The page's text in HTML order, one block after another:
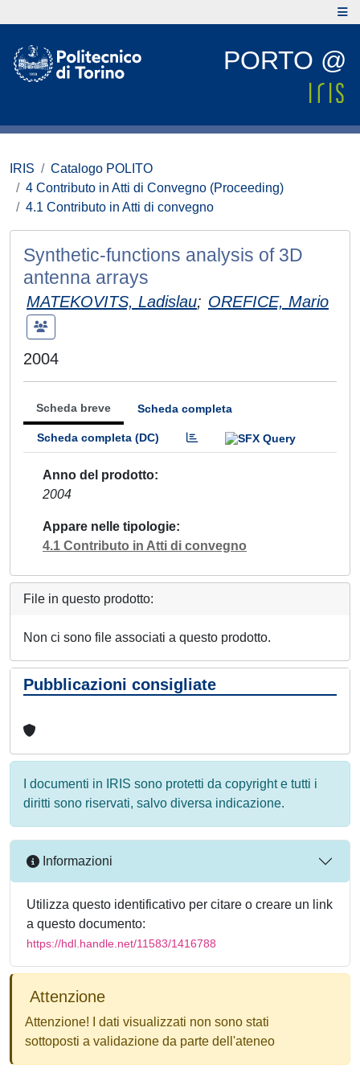
PORTO @
IRIS
Catalogo POLITO
4 Contributo in Atti di Convegno (Proceeding)
4.1 Contributo in Atti di convegno
Synthetic-functions analysis of 3D
antenna arrays
MATEKOVITS, Ladislau; OREFICE, Mario
2004
Scheda breve Scheda completa
Scheda completa (DC)
Anno del prodotto
2004
Appare nelle tipologie
4.1 Contributo in Atti di convegno
File in questo prodotto:
Non ci sono file associati a questo prodotto.
Pubblicazioni consigliate
I documenti in IRIS sono protetti da copyright e tutti i
diritti sono riservati, salvo diversa indicazione.
Informazioni
Utilizza questo identificativo per citare o creare un link
a questo documento:
https://hdl.handle.net/11583/1416788
Attenzione
Attenzione! I dati visualizzati non sono stati
sottoposti a validazione da parte dell'ateneo